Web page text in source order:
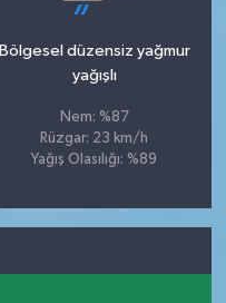
Bölgesel düzensiz yağmur
yağışlı
Nem: %87
Rüzgar: 23 km/h
Yağış Olasılığı: %89